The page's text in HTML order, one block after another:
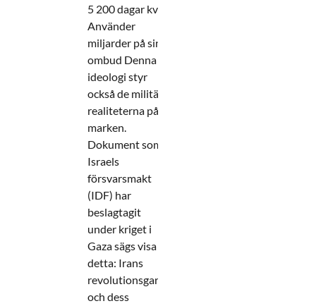
5 200 dagar kvar.
Använder
miljarder på sina
ombud Denna
ideologi styr
också de militära
realiteterna på
marken.
Dokument som
Israels
försvarsmakt
(IDF) har
beslagtagit
under kriget i
Gaza sägs visa
detta: Irans
revolutionsgarde
och dess